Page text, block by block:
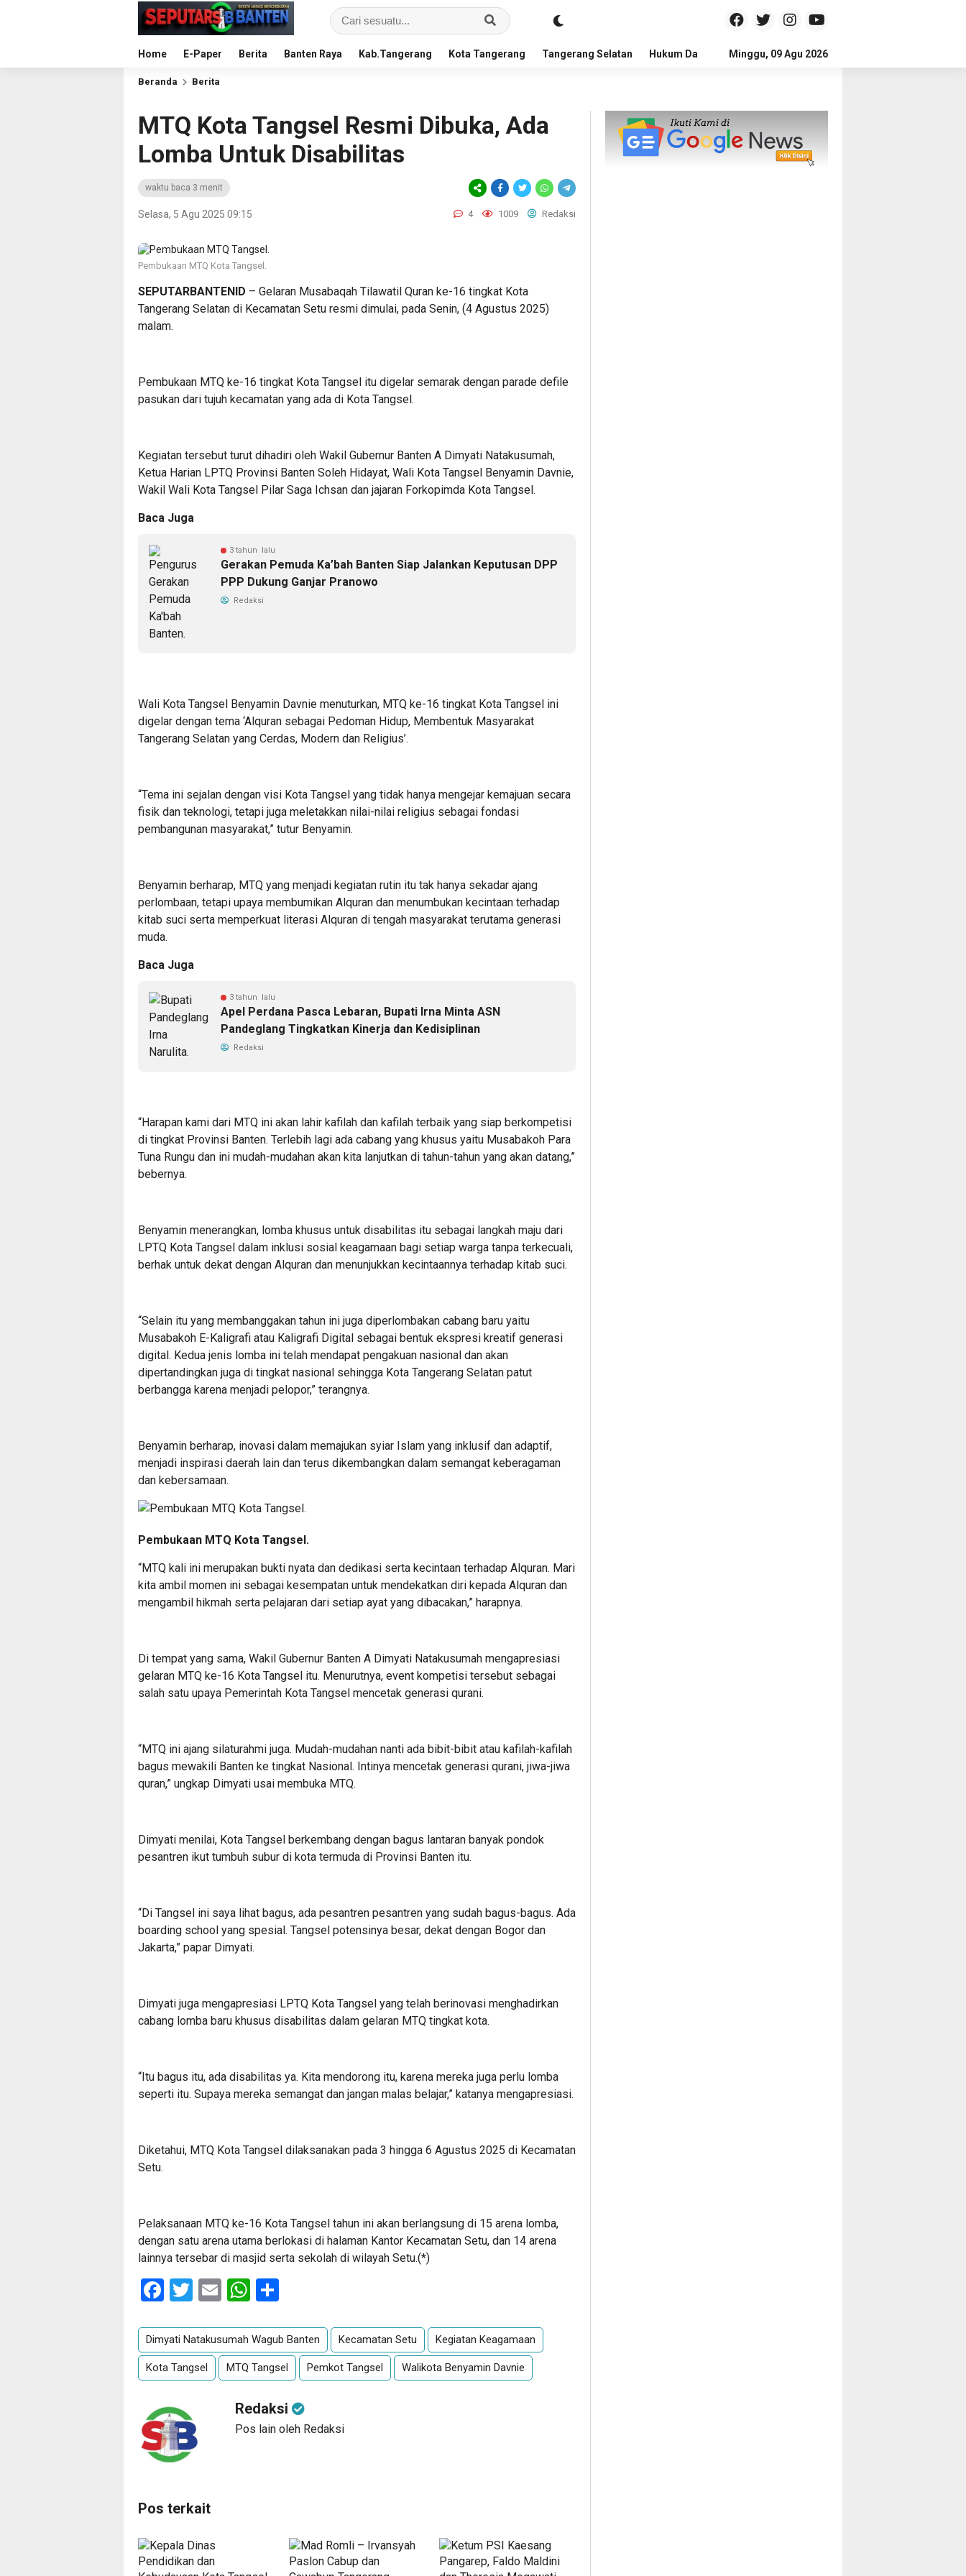
Home E-Paper Berita Banten Raya Kab.Tangerang Kota Tangerang Tangerang Selatan Hukum Dan Kriminal Politik Pendidikan
Minggu, 09 Agu 2026
Beranda Berita
MTQ Kota Tangsel Resmi Dibuka, Ada
Lomba Untuk Disabilitas
waktu baca 3 menit
Selasa, 5 Agu 2025 09:15 4 1009 Redaksi
Pembukaan MTQ Kota Tangsel.
SEPUTARBANTENID – Gelaran Musabaqah Tilawatil Quran ke-16 tingkat Kota
Tangerang Selatan di Kecamatan Setu resmi dimulai, pada Senin, (4 Agustus 2025)
malam.
Pembukaan MTQ ke-16 tingkat Kota Tangsel itu digelar semarak dengan parade defile
pasukan dari tujuh kecamatan yang ada di Kota Tangsel.
Kegiatan tersebut turut dihadiri oleh Wakil Gubernur Banten A Dimyati Natakusumah,
Ketua Harian LPTQ Provinsi Banten Soleh Hidayat, Wali Kota Tangsel Benyamin Davnie,
Wakil Wali Kota Tangsel Pilar Saga Ichsan dan jajaran Forkopimda Kota Tangsel.
Baca Juga
3 tahun lalu
Gerakan Pemuda Ka’bah Banten Siap Jalankan Keputusan DPP
PPP Dukung Ganjar Pranowo
Redaksi
Wali Kota Tangsel Benyamin Davnie menuturkan, MTQ ke-16 tingkat Kota Tangsel ini
digelar dengan tema ‘Alquran sebagai Pedoman Hidup, Membentuk Masyarakat
Tangerang Selatan yang Cerdas, Modern dan Religius’.
“Tema ini sejalan dengan visi Kota Tangsel yang tidak hanya mengejar kemajuan secara
fisik dan teknologi, tetapi juga meletakkan nilai-nilai religius sebagai fondasi
pembangunan masyarakat,” tutur Benyamin.
Benyamin berharap, MTQ yang menjadi kegiatan rutin itu tak hanya sekadar ajang
perlombaan, tetapi upaya membumikan Alquran dan menumbukan kecintaan terhadap
kitab suci serta memperkuat literasi Alquran di tengah masyarakat terutama generasi
muda.
Baca Juga
3 tahun lalu
Apel Perdana Pasca Lebaran, Bupati Irna Minta ASN
Pandeglang Tingkatkan Kinerja dan Kedisiplinan
Redaksi
“Harapan kami dari MTQ ini akan lahir kafilah dan kafilah terbaik yang siap berkompetisi
di tingkat Provinsi Banten. Terlebih lagi ada cabang yang khusus yaitu Musabakoh Para
Tuna Rungu dan ini mudah-mudahan akan kita lanjutkan di tahun-tahun yang akan datang,”
bebernya.
Benyamin menerangkan, lomba khusus untuk disabilitas itu sebagai langkah maju dari
LPTQ Kota Tangsel dalam inklusi sosial keagamaan bagi setiap warga tanpa terkecuali,
berhak untuk dekat dengan Alquran dan menunjukkan kecintaannya terhadap kitab suci.
“Selain itu yang membanggakan tahun ini juga diperlombakan cabang baru yaitu
Musabakoh E-Kaligrafi atau Kaligrafi Digital sebagai bentuk ekspresi kreatif generasi
digital. Kedua jenis lomba ini telah mendapat pengakuan nasional dan akan
dipertandingkan juga di tingkat nasional sehingga Kota Tangerang Selatan patut
berbangga karena menjadi pelopor,” terangnya.
Benyamin berharap, inovasi dalam memajukan syiar Islam yang inklusif dan adaptif,
menjadi inspirasi daerah lain dan terus dikembangkan dalam semangat keberagaman
dan kebersamaan.
Pembukaan MTQ Kota Tangsel.
“MTQ kali ini merupakan bukti nyata dan dedikasi serta kecintaan terhadap Alquran. Mari
kita ambil momen ini sebagai kesempatan untuk mendekatkan diri kepada Alquran dan
mengambil hikmah serta pelajaran dari setiap ayat yang dibacakan,” harapnya.
Di tempat yang sama, Wakil Gubernur Banten A Dimyati Natakusumah mengapresiasi
gelaran MTQ ke-16 Kota Tangsel itu. Menurutnya, event kompetisi tersebut sebagai
salah satu upaya Pemerintah Kota Tangsel mencetak generasi qurani.
“MTQ ini ajang silaturahmi juga. Mudah-mudahan nanti ada bibit-bibit atau kafilah-kafilah
bagus mewakili Banten ke tingkat Nasional. Intinya mencetak generasi qurani, jiwa-jiwa
quran,” ungkap Dimyati usai membuka MTQ.
Dimyati menilai, Kota Tangsel berkembang dengan bagus lantaran banyak pondok
pesantren ikut tumbuh subur di kota termuda di Provinsi Banten itu.
“Di Tangsel ini saya lihat bagus, ada pesantren pesantren yang sudah bagus-bagus. Ada
boarding school yang spesial. Tangsel potensinya besar, dekat dengan Bogor dan
Jakarta,” papar Dimyati.
Dimyati juga mengapresiasi LPTQ Kota Tangsel yang telah berinovasi menghadirkan
cabang lomba baru khusus disabilitas dalam gelaran MTQ tingkat kota.
“Itu bagus itu, ada disabilitas ya. Kita mendorong itu, karena mereka juga perlu lomba
seperti itu. Supaya mereka semangat dan jangan malas belajar,” katanya mengapresiasi.
Diketahui, MTQ Kota Tangsel dilaksanakan pada 3 hingga 6 Agustus 2025 di Kecamatan
Setu.
Pelaksanaan MTQ ke-16 Kota Tangsel tahun ini akan berlangsung di 15 arena lomba,
dengan satu arena utama berlokasi di halaman Kantor Kecamatan Setu, dan 14 arena
lainnya tersebar di masjid serta sekolah di wilayah Setu.(*)
Facebook
Twitter
EmailWhatsApp
Dimyati Natakusumah Wagub Banten Kecamatan Setu Kegiatan Keagamaan
Kota Tangsel MTQ Tangsel Pemkot Tangsel Walikota Benyamin Davnie
Redaksi
Pos lain oleh Redaksi
Pos terkait